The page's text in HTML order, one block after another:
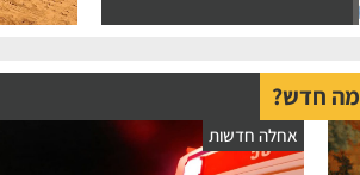
מה חדש?
אחלה חדשות